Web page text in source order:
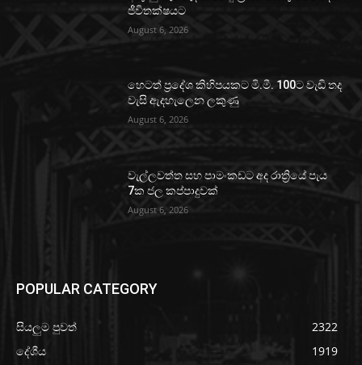
ජීවිතක්ෂයට
August 6, 2026
හෙටත් ප්‍රදේශ කිහිපයකට මි.මී. 100ට වැඩි තද
වැසි ඇදහැලෙන ලකුණු
August 6, 2026
වැල්ලවත්ත සහ පාමංකඩට අද රාත්‍රියේ පැය
7ක ජල කප්පාදුවක්
August 6, 2026
POPULAR CATEGORY
සියලුම පුවත්
2322
දේශීය
1919